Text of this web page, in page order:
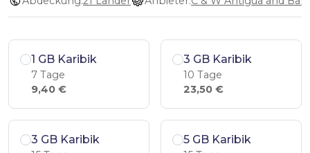
1 GB Karibik
7 Tage
9,40 €
3 GB Karibik
10 Tage
23,50 €
3 GB Karibik 5 GB Karibik